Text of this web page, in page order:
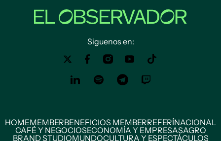
Siguenos en:
HOMEMEMBERBENEFICIOS MEMBERREFERÍNACIONAL
CAFÉ Y NEGOCIOSECONOMÍA Y EMPRESASAGRO
BRAND STUDIOMUNDOCULTURA Y ESPECTÁCULOS